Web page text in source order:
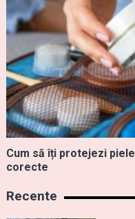
Cum să îți protejezi
corecte
Recente